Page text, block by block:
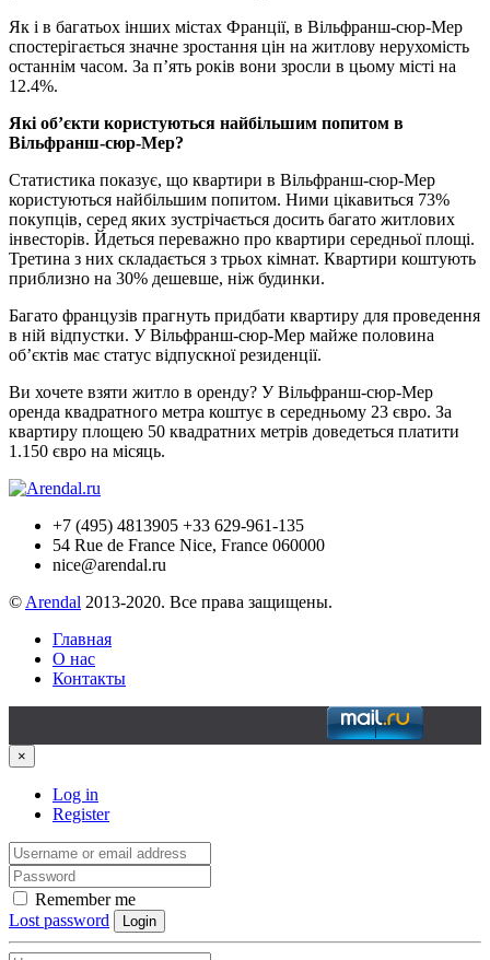
Як і в багатьох інших містах Франції, в Вільфранш-сюр-Мер
спостерігається значне зростання цін на житлову нерухомість
останнім часом. За п’ять років вони зросли в цьому місті на
12.4%.
Які об’єкти користуються найбільшим попитом в
Вільфранш-сюр-Мер?
Статистика показує, що квартири в Вільфранш-сюр-Мер
користуються найбільшим попитом. Ними цікавиться 73%
покупців, серед яких зустрічається досить багато житлових
інвесторів. Йдеться переважно про квартири середньої площі.
Третина з них складається з трьох кімнат. Квартири коштують
приблизно на 30% дешевше, ніж будинки.
Багато французів прагнуть придбати квартиру для проведення
в ній відпустки. У Вільфранш-сюр-Мер майже половина
об’єктів має статус відпускної резиденції.
Ви хочете взяти житло в оренду? У Вільфранш-сюр-Мер
оренда квадратного метра коштує в середньому 23 євро. За
квартиру площею 50 квадратних метрів доведеться платити
1.150 євро на місяць.
+7 (495) 4813905 +33 629-961-135
54 Rue de France Nice, France 060000
nice@arendal.ru
© Arendal 2013-2020. Все права защищены.
Главная
О нас
Контакты
×
Log in
Register
Remember me
Lost password
Login